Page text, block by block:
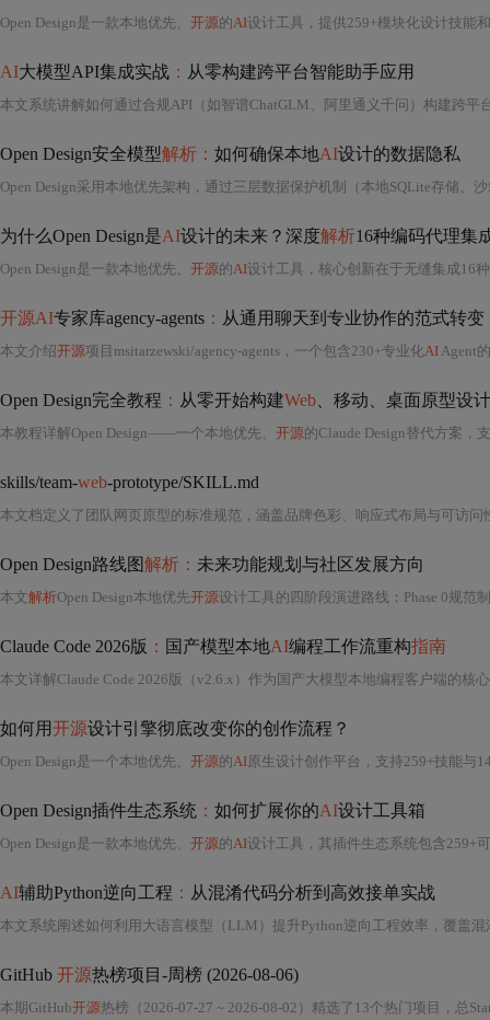
Open Design是一款本地优先、 开源的AI设计工具，提供259+模块化设计技能和142+品牌
AI大模型API集成实战 ： 从零构建跨平台智能助手应用
本文系统讲解如何通过合规API（如智谱ChatGLM、阿里通义千问）构建跨平
Open Design安全模型解析： 如何确保本地AI设计的数据隐私
为什么Open Design是AI设计的未来？深度解析16种编码代理集
Open Design是一款本地优先、 开源的AI设计工具，核心创新在于无缝集成16
开源AI专家库agency-agents ： 从通用聊天到专业协作的范式转变
本文介绍开源项目msitarzewski/agency-agents，一个包含230+专业化AI Agent的专
Open Design完全教程 ： 从零开始构建Web 、移动、桌面原型设
本教程详解Open Design——一个本地优先、 开源的Claude Design替代方案，
skills/team-web-prototype/SKILL.md
Open Design路线图解析： 未来功能规划与社区发展方向
本文解析Open Design本地优先开源设计工具的四阶段演进路线 ： Phase 0规范
Claude Code 2026版 ： 国产模型本地AI编程工作流重构指南
如何用开源设计引擎彻底改变你的创作流程？
Open Design是一个本地优先、 开源的AI 原生设计创作平台，支持259+技能与142+设
Open Design插件生态系统 ： 如何扩展你的AI设计工具箱
Open Design是一款本地优先、 开源的AI设计工具，其插件生态系统包含259+
AI辅助Python逆向工程 ： 从混淆代码分析到高效接单实战
GitHub 开源热榜项目-周榜 (2026-08-06)
本期GitHub开源热榜（2026-07-27 ~ 2026-08-02）精选了13个热门项目，总